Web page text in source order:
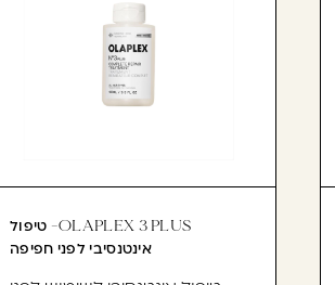
OLAPLEX 3 PLUS- טיפול
אינטנסיבי לפני חפיפה